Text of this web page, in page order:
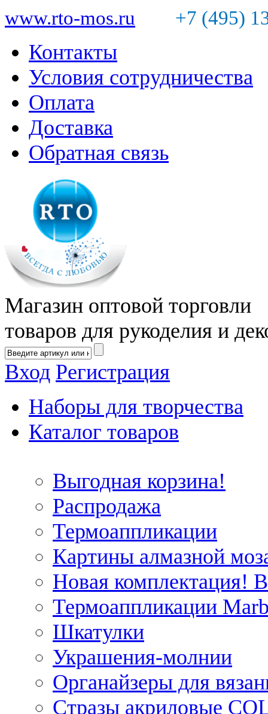
www.rto-mos.ru +7 (495)
Контакты
Условия сотрудничества
Оплата
Доставка
Обратная связь
Магазин оптовой торговли
товаров для рукоделия и
Вход Регистрация
Наборы для творчества
Каталог товаров
Выгодная корзина!
Распродажа
Термоаппликации
Картины алмазной
Новая комплектация!
Термоаппликации
Шкатулки
Украшения-молнии
Органайзеры для
Стразы акриловые